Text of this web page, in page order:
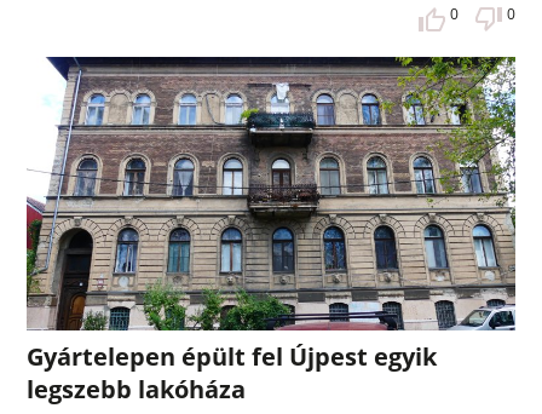
0 0
Gyártelepen épült fel Újpest egyik
legszebb lakóháza